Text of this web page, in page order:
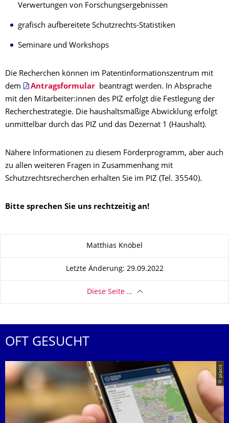
Verwertungen von Forschungsergebnissen
grafisch aufbereitete Schutzrechts-Statistiken
Seminare und Workshops
Die Recherchen können im Patentinformationszentrum mit
dem
Antragsformular beantragt werden. In Absprache
mit den Mitarbeiter:innen des PIZ erfolgt die Festlegung der
Recherchestrategie. Die haushaltsmäßige Abwicklung erfolgt
unmittelbar durch das PIZ und das Dezernat 1 (Haushalt).
Nähere Informationen zu diesem Förderprogramm, aber auch
zu allen weiteren Fragen in Zusammenhang mit
Schutzrechtsrecherchen erhalten Sie im PIZ (Tel. 35540).
Bitte sprechen Sie uns rechtzeitig an!
Matthias Knöbel
Letzte Änderung: 29.09.2022
Diese Seite …
OFT GESUCHT
© placit